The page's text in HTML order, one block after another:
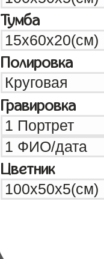
Тумба
Полировка
Гравировка
Цветник